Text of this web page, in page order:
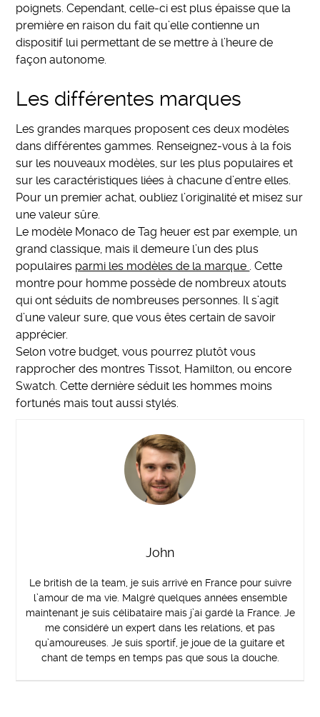
poignets. Cependant, celle-ci est plus épaisse que la
première en raison du fait qu’elle contienne un
dispositif lui permettant de se mettre à l’heure de
façon autonome.
Les différentes marques
Les grandes marques proposent ces deux modèles
dans différentes gammes. Renseignez-vous à la fois
sur les nouveaux modèles, sur les plus populaires et
sur les caractéristiques liées à chacune d’entre elles.
Pour un premier achat, oubliez l’originalité et misez sur
une valeur sûre.
Le modèle Monaco de Tag heuer est par exemple, un
grand classique, mais il demeure l’un des plus
populaires parmi les modèles de la marque . Cette
montre pour homme possède de nombreux atouts
qui ont séduits de nombreuses personnes. Il s’agit
d’une valeur sure, que vous êtes certain de savoir
apprécier.
Selon votre budget, vous pourrez plutôt vous
rapprocher des montres Tissot, Hamilton, ou encore
Swatch. Cette dernière séduit les hommes moins
fortunés mais tout aussi stylés.
John
Le british de la team, je suis arrivé en France pour suivre
l’amour de ma vie. Malgré quelques années ensemble
maintenant je suis célibataire mais j’ai gardé la France. Je
me considéré un expert dans les relations, et pas
qu’amoureuses. Je suis sportif, je joue de la guitare et
chant de temps en temps pas que sous la douche.